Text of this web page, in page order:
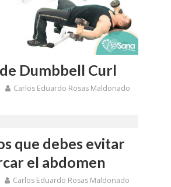
Dumbbell Curl
Carlos Eduardo Rosas Maldonado
que debes evitar
el abdomen
Carlos Eduardo Rosas Maldonado